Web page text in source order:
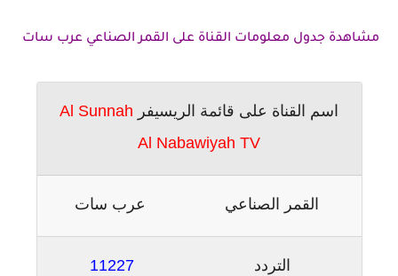
مشاهدة جدول معلومات القناة على القمر الصناعي عرب سات
اسم القناة على قائمة الريسيفر Al Sunnah
Al Nabawiyah TV
القمر الصناعي عرب سات
التردد 11227